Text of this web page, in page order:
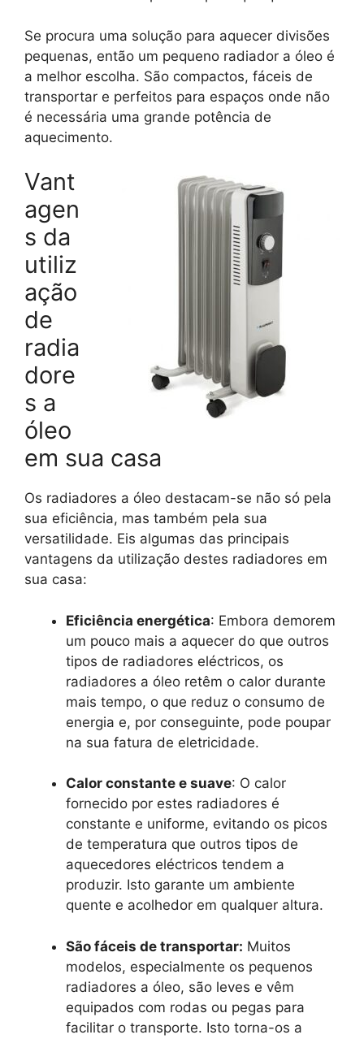
Se procura uma solução para aquecer divisões
pequenas, então um pequeno radiador a óleo é
a melhor escolha. São compactos, fáceis de
transportar e perfeitos para espaços onde não
é necessária uma grande potência de
aquecimento.
Vant
agen
s da
utiliz
ação
de
radia
dore
s a
óleo
em sua casa
Os radiadores a óleo destacam-se não só pela
sua eficiência, mas também pela sua
versatilidade. Eis algumas das principais
vantagens da utilização destes radiadores em
sua casa:
Eficiência energética: Embora demorem
um pouco mais a aquecer do que outros
tipos de radiadores eléctricos, os
radiadores a óleo retêm o calor durante
mais tempo, o que reduz o consumo de
energia e, por conseguinte, pode poupar
na sua fatura de eletricidade.
Calor constante e suave: O calor
fornecido por estes radiadores é
constante e uniforme, evitando os picos
de temperatura que outros tipos de
aquecedores eléctricos tendem a
produzir. Isto garante um ambiente
quente e acolhedor em qualquer altura.
São fáceis de transportar: Muitos
modelos, especialmente os pequenos
radiadores a óleo, são leves e vêm
equipados com rodas ou pegas para
facilitar o transporte. Isto torna-os a